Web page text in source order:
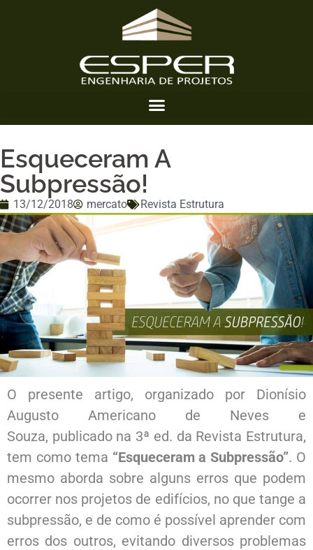
Esqueceram A
Subpressão!
13/12/2018 mercato Revista Estrutura
O presente artigo, organizado por Dionísio
Augusto Americano de Neves e
Souza, publicado na 3ª ed. da Revista Estrutura,
tem como tema “Esqueceram a Subpressão”. O
mesmo aborda sobre alguns erros que podem
ocorrer nos projetos de edifícios, no que tange a
subpressão, e de como é possível aprender com
erros dos outros, evitando diversos problemas